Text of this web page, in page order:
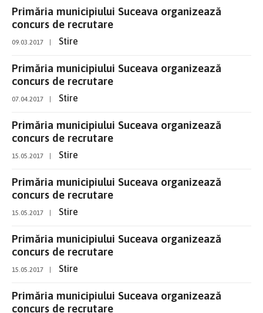
Primăria municipiului Suceava organizează
concurs de recrutare
09.03.2017 Stire
Primăria municipiului Suceava organizează
concurs de recrutare
07.04.2017 Stire
Primăria municipiului Suceava organizează
concurs de recrutare
15.05.2017 Stire
Primăria municipiului Suceava organizează
concurs de recrutare
15.05.2017 Stire
Primăria municipiului Suceava organizează
concurs de recrutare
15.05.2017 Stire
Primăria municipiului Suceava organizează
concurs de recrutare